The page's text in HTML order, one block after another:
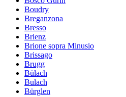
Boudry
Breganzona
Bresso
Brienz
Brione sopra Minusio
Brissago
Brugg
Bülach
Bulach
Bürglen